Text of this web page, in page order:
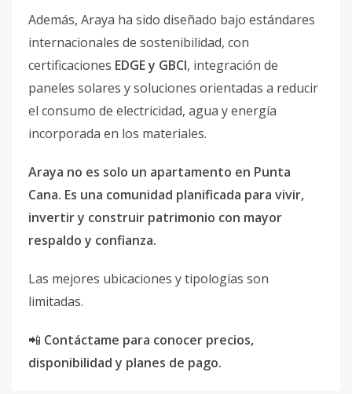
Además, Araya ha sido diseñado bajo estándares
internacionales de sostenibilidad, con
certificaciones EDGE y GBCI, integración de
paneles solares y soluciones orientadas a reducir
el consumo de electricidad, agua y energía
incorporada en los materiales.
Araya no es solo un apartamento en Punta
Cana. Es una comunidad planificada para vivir,
invertir y construir patrimonio con mayor
respaldo y confianza.
Las mejores ubicaciones y tipologías son
limitadas.
📲 Contáctame para conocer precios,
disponibilidad y planes de pago.